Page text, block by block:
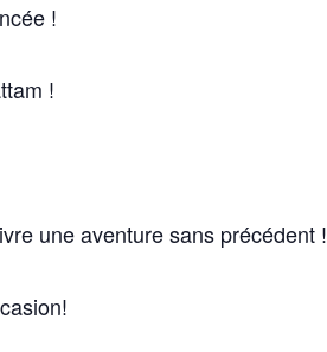
!
!
une aventure sans précédent !